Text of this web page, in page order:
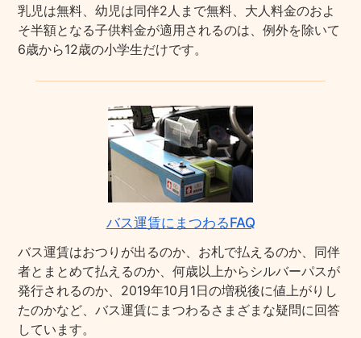
乳児は無料、幼児は同伴2人まで無料、大人料金のおよ
そ半額となる子供料金が適用されるのは、例外を除いて
6歳から12歳の小学生だけです。
バス運賃にまつわるFAQ
バス運賃はおつりが出るのか、お札で払えるのか、同伴
者とまとめて払えるのか、何歳以上からシルバーパスが
発行されるのか、2019年10月1日の増税後に値上がりし
たのかなど、バス運賃にまつわるさまざまな疑問に回答
しています。